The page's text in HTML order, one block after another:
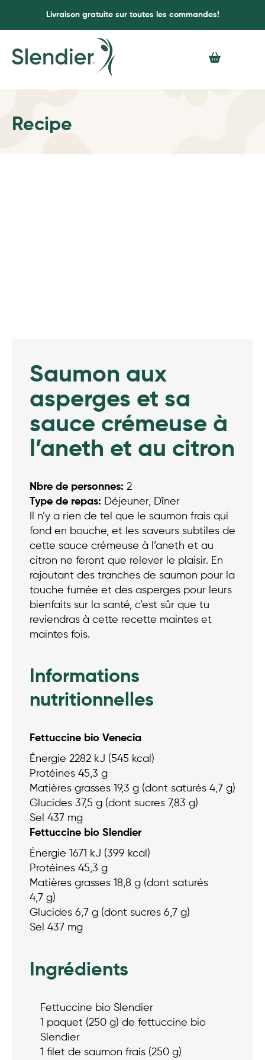
Livraison gratuite sur toutes les commandes!
Recipe
Saumon aux
asperges et sa
sauce crémeuse à
l’aneth et au citron
Nbre de personnes: 2
Type de repas: Déjeuner, Dîner
Il n’y a rien de tel que le saumon frais qui
fond en bouche, et les saveurs subtiles de
cette sauce crémeuse à l’aneth et au
citron ne feront que relever le plaisir. En
rajoutant des tranches de saumon pour la
touche fumée et des asperges pour leurs
bienfaits sur la santé, c’est sûr que tu
reviendras à cette recette maintes et
maintes fois.
Informations
nutritionnelles
Fettuccine bio Venecia
Énergie 2282 kJ (545 kcal)
Protéines 45,3 g
Matières grasses 19,3 g (dont saturés 4,7 g)
Glucides 37,5 g (dont sucres 7,83 g)
Sel 437 mg
Fettuccine bio Slendier
Énergie 1671 kJ (399 kcal)
Protéines 45,3 g
Matières grasses 18,8 g (dont saturés
4,7 g)
Glucides 6,7 g (dont sucres 6,7 g)
Sel 437 mg
Ingrédients
Fettuccine bio Slendier
1 paquet (250 g) de fettuccine bio
Slendier
1 filet de saumon frais (250 g)